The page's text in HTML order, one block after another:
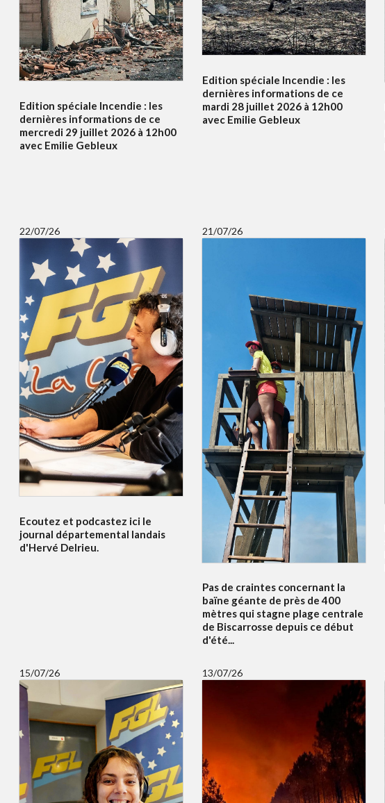
Edition spéciale Incendie : les
dernières informations de ce
mercredi 29 juillet 2026 à 12h00
avec Emilie Gebleux
Edition spéciale Incendie : les
dernières informations de ce
mardi 28 juillet 2026 à 12h00
avec Emilie Gebleux
22/07/26
Ecoutez et podcastez ici le
journal départemental landais
d'Hervé Delrieu.
21/07/26
Pas de craintes concernant la
baïne géante de près de 400
mètres qui stagne plage centrale
de Biscarrosse depuis ce début
d'été...
15/07/26 13/07/26